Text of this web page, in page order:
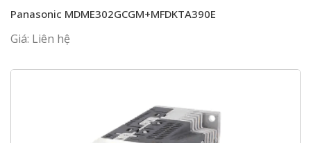
Panasonic MDME302GCGM+MFDKTA390E
Giá: Liên hệ